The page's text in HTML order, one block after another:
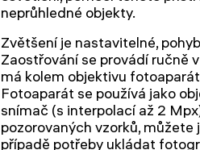
neprůhledné objekty.
Zvětšení je nastavitelné,
Zaostřování se provádí ručně
má kolem objektivu
Fotoaparát se používá jako
snímač (s interpolací až 2
pozorovaných vzorků,
případě potřeby ukládat